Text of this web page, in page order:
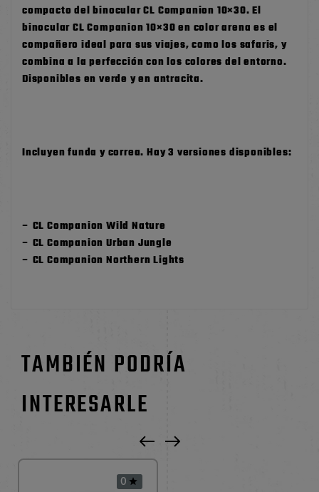
compacto del binocular CL Companion 10×30. El
binocular CL Companion 10×30 en color arena es el
compañero ideal para sus viajes, como los safaris, y
combina a la perfección con los colores del entorno.
Disponibles en verde y en antracita.
Incluyen funda y correa. Hay 3 versiones disponibles:
– CL Companion Wild Nature
– CL Companion Urban Jungle
– CL Companion Northern Lights
TAMBIÉN PODRÍA
INTERESARLE
0 